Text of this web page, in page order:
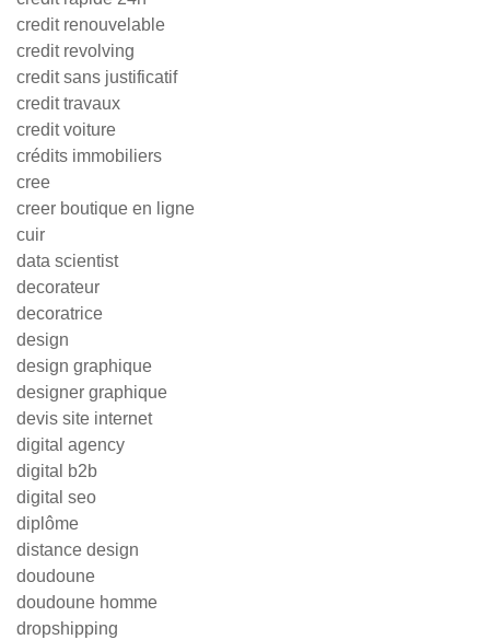
credit renouvelable
credit revolving
credit sans justificatif
credit travaux
credit voiture
crédits immobiliers
cree
creer boutique en ligne
cuir
data scientist
decorateur
decoratrice
design
design graphique
designer graphique
devis site internet
digital agency
digital b2b
digital seo
diplôme
distance design
doudoune
doudoune homme
dropshipping